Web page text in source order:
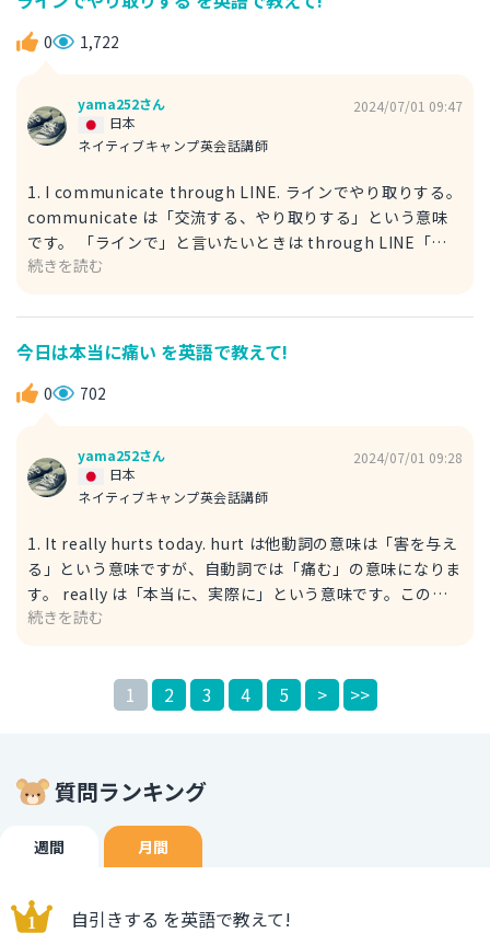
everyday clothes. パーティーだけどラフな格好で来てね。
everyday には「毎日」の他に「日常の」という意味もあり
言い表す事ができます。
0 1,722
yama252さん
ネイティブキャンプ英会話講師
日本
2024/07/01 09:47
1. I communicate through LINE. ラインでやり取りする。
communicate は「交流する、やり取りする」という意味
です。 「ラインで」と言いたいときは through LINE「ラ
インを通して」と表現するとわかりやすく伝わります。 ま
with 〜 の表現を使うのがいいです。 I communicate with
my friends through LINE. 友達とラインでやり取りする。
2. I use LINE to talk. 直訳は「私はやり取りのためにライン
を使います」となります。 talk は「話す」という意味で
意味合いで使用する事ができます。 ちなみに speak も「話
す」という意味ですが、こちらは「発話する」というニュア
続きを読む
今日は本当に痛い を英語で教えて!
0 702
yama252さん
ネイティブキャンプ英会話講師
日本
2024/07/01 09:28
1. It really hurts today. hurt は他動詞の意味は「害を与え
る」という意味ですが、自動詞では「痛む」の意味になりま
す。 really は「本当に、実際に」という意味です。この
really がなくても文法的に文としては成立します。
today. 今日は本当に痛い。 pain は「痛み、苦痛」という意
続きを読む
1 2 3 4 5 > >>
質問ランキング
週間 月間
自引きする を英語で教えて!